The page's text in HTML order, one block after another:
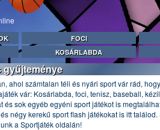
FOCI
KOSÁRLABDA
gyűjteménye
ahol számtalan téli és nyári sport vár rád,
vár: Kosárlabda, foci, tenisz, baseball,
és sok egyéb egyéni sport játékot is
négy kerekű sport flash játékokat is itt
a Sportjáték oldalán!